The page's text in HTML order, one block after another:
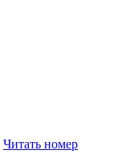
Читать номер